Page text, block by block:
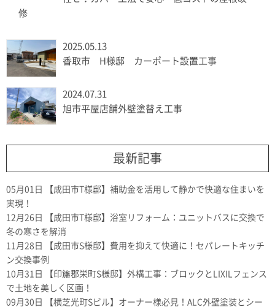
修
2025.05.13
香取市 H様邸 カーポート設置工事
2024.07.31
旭市平屋店舗外壁塗替え工事
最新記事
05月01日
【成田市T様邸】補助金を活用して静かで快適な住まいを
実現！
12月26日
【成田市T様邸】浴室リフォーム：ユニットバスに交換で
冬の寒さを解消
11月28日
【成田市S様邸】費用を抑えて快適に！セパレートキッチ
ン交換事例
10月31日
【印旛郡栄町S様邸】外構工事：ブロックとLIXILフェンス
で土地を美しく区画！
09月30日
【横芝光町Sビル】オーナー様必見！ALC外壁塗装とシー